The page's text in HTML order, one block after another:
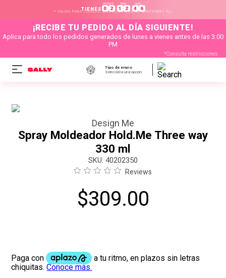
TIENES
HORAS
0 2 :
MIN
1 2 :
SEG
4 6
* VÁLIDO PARA CÓDIGOS SELECCIONADOS DE MONTERREY N.L
¡RECIBE TU PEDIDO AL DÍA SIGUIENTE!
Aplica para todo los pedidos generados de lunes a vienes antes de las 3:00
PM
*Consulta restricciones
Tipo de envío
Selecciona una opción
Design Me
Spray Moldeador Hold.Me Three way
330 ml
: 40202350
Reviews
$309.00